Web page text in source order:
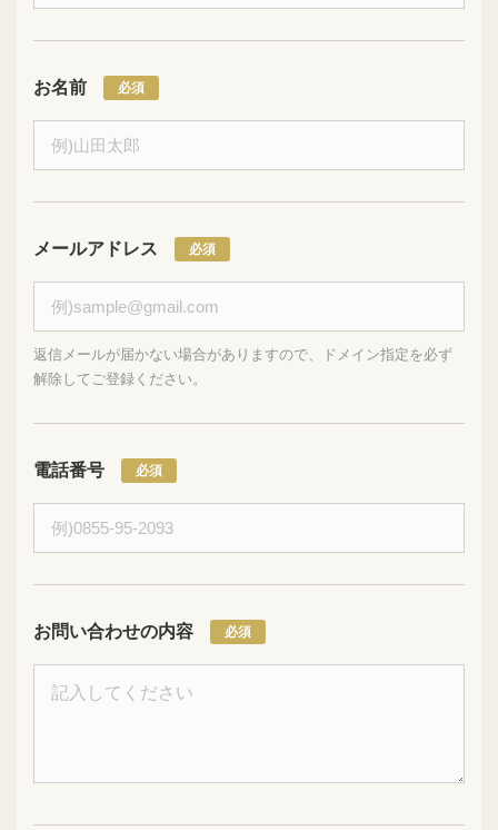
お名前
メールアドレス
返信メールが届かない場合がありますので、ドメイン指定を必ず
解除してご登録ください。
電話番号
お問い合わせの内容